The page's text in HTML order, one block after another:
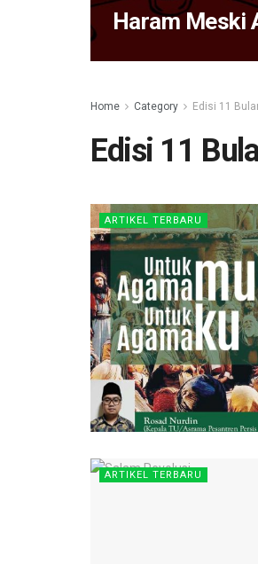
Haram Meski
Home Category Edisi 11
Edisi 11
ARTIKEL TERBARU
ARTIKEL TERBARU